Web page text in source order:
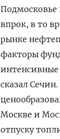
Подмосковье
впрок, в то
рынке
факторы
интенсивные
сказал
Москве и
отпуску